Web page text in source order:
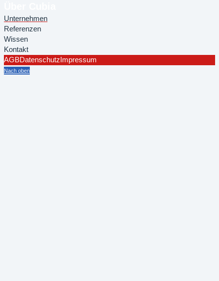
Unternehmen
Referenzen
Wissen
Kontakt
AGBDatenschutz Impressum
Nach oben